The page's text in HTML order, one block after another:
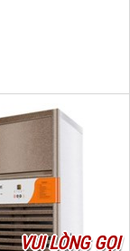
VUI LÒNG GỌI